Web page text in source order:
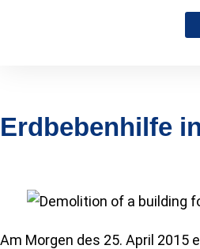
Erdbebenhilfe
Am Morgen des 25. April 2015